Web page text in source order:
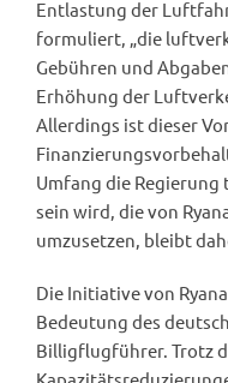
Entlastung der
formuliert, „die
Gebühren und
Erhöhung der
Allerdings ist dieser
Umfang die
sein wird, die von
umzusetzen, bleibt
Die Initiative von
Bedeutung des
Billigflugführer. Trotz